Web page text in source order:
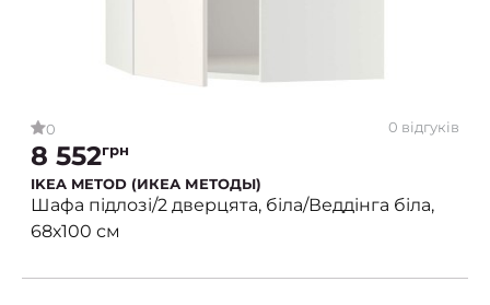
0 0 відгуків
8 552грн
IKEA METOD (ИКЕА МЕТОДЫ)
Шафа підлозі/2 дверцята, біла/Веддінга біла,
68х100 см